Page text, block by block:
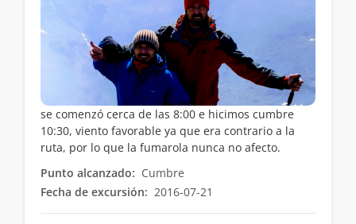
se comenzó cerca de las 8:00 e hicimos cumbre
10:30, viento favorable ya que era contrario a la
ruta, por lo que la fumarola nunca no afecto.
Punto alcanzado: Cumbre
Fecha de excursión: 2016-07-21